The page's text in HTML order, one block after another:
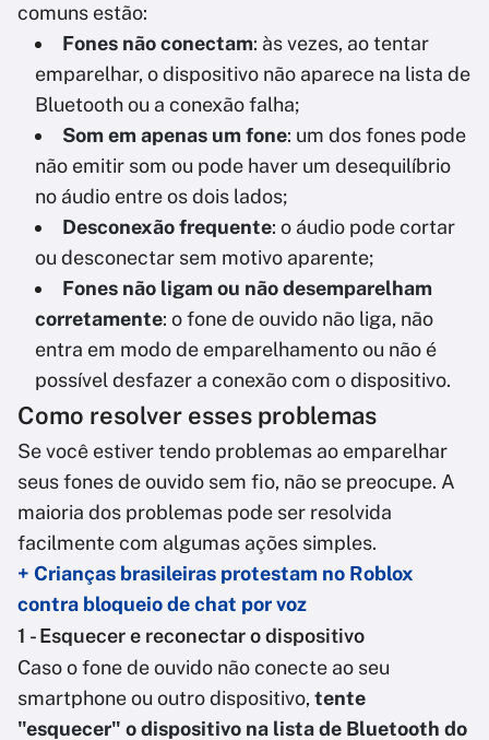
comuns estão:
Fones não conectam: às vezes, ao tentar
emparelhar, o dispositivo não aparece na lista de
Bluetooth ou a conexão falha;
Som em apenas um fone: um dos fones pode
não emitir som ou pode haver um desequilíbrio
no áudio entre os dois lados;
Desconexão frequente: o áudio pode cortar
ou desconectar sem motivo aparente;
Fones não ligam ou não desemparelham
corretamente: o fone de ouvido não liga, não
entra em modo de emparelhamento ou não é
possível desfazer a conexão com o dispositivo.
Como resolver esses problemas
Se você estiver tendo problemas ao emparelhar
seus fones de ouvido sem fio, não se preocupe. A
maioria dos problemas pode ser resolvida
facilmente com algumas ações simples.
+ Crianças brasileiras protestam no Roblox
contra bloqueio de chat por voz
1 - Esquecer e reconectar o dispositivo
Caso o fone de ouvido não conecte ao seu
smartphone ou outro dispositivo, tente
"esquecer" o dispositivo na lista de Bluetooth do